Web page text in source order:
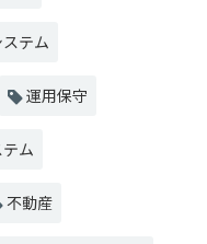
テム
運用保守
ム
不動産